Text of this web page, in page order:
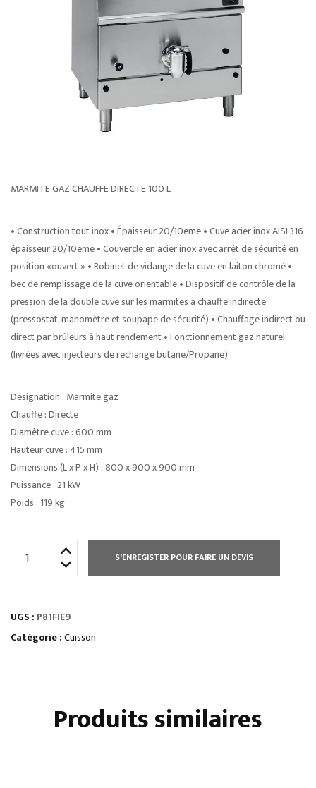
MARMITE GAZ CHAUFFE DIRECTE 100 L
• Construction tout inox • Épaisseur 20/10eme • Cuve acier inox AISI 316
épaisseur 20/10eme • Couvercle en acier inox avec arrêt de sécurité en
position «ouvert » • Robinet de vidange de la cuve en laiton chromé •
bec de remplissage de la cuve orientable • Dispositif de contrôle de la
pression de la double cuve sur les marmites à chauffe indirecte
(pressostat, manomètre et soupape de sécurité) • Chauffage indirect ou
direct par brûleurs à haut rendement • Fonctionnement gaz naturel
(livrées avec injecteurs de rechange butane/Propane)
Désignation : Marmite gaz
Chauffe : Directe
Diamètre cuve : 600 mm
Hauteur cuve : 415 mm
Dimensions (L x P x H) : 800 x 900 x 900 mm
Puissance : 21 kW
Poids : 119 kg
CHAUFFE
INDIRECTE
S'ENREGISTER POUR FAIRE UN DEVIS
UGS : P81FIE9
Catégorie :Cuisson
Produits similaires